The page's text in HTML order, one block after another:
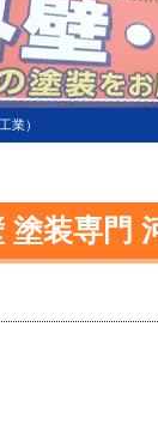
業）
装専門